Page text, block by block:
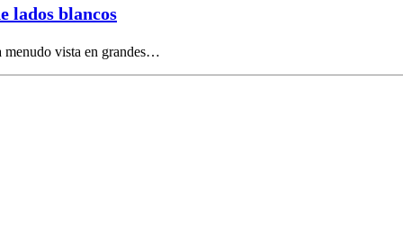
lados blancos
menudo vista en grandes…